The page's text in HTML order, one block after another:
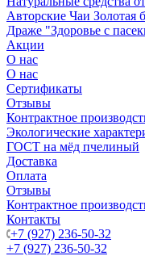
Авторские Чаи Золотая
Драже "Здоровье с
Акции
О нас
О нас
Сертификаты
Отзывы
Контрактное
Экологические
ГОСТ на мёд пчелиный
Доставка
Оплата
Отзывы
Контрактное
Контакты
+7 (927) 236-50-32
+7 (927) 236-50-32